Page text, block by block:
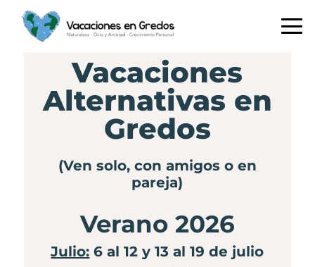
Saltar
Saltar
contenido
Saltar
Vacaciones
Alternativas en
Gredos
(Ven solo, con amigos o en
pareja)
Verano 2026
Julio: 6 al 12 y 13 al 19 de julio